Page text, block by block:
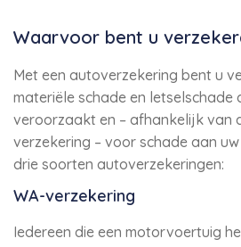
Waarvoor bent u
Met een autoverzekering bent u
materiële schade en letselschade
veroorzaakt en – afhankelijk van
verzekering – voor schade aan
drie soorten autoverzekeringen:
WA-verzekering
Iedereen die een motorvoertuig